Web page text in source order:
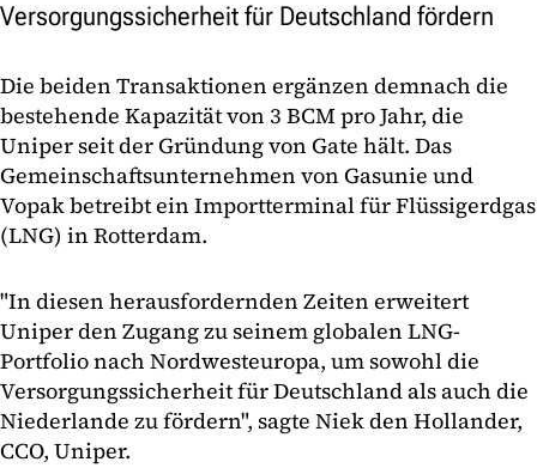
Versorgungssicherheit für Deutschland fördern
Die beiden Transaktionen ergänzen demnach die
bestehende Kapazität von 3 BCM pro Jahr, die
Uniper seit der Gründung von Gate hält. Das
Gemeinschaftsunternehmen von Gasunie und
Vopak betreibt ein Importterminal für Flüssigerdgas
(LNG) in Rotterdam.
"In diesen herausfordernden Zeiten erweitert
Uniper den Zugang zu seinem globalen LNG-
Portfolio nach Nordwesteuropa, um sowohl die
Versorgungssicherheit für Deutschland als auch die
Niederlande zu fördern", sagte Niek den Hollander,
CCO, Uniper.